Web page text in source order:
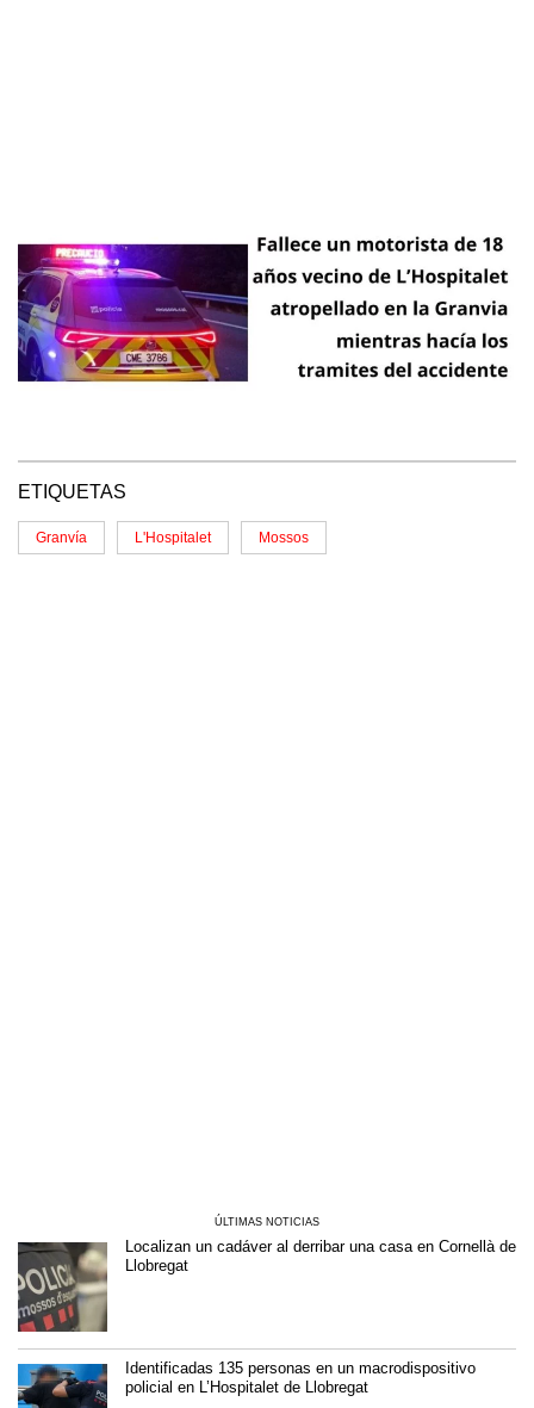
ETIQUETAS
Granvía L'Hospitalet Mossos
ÚLTIMAS NOTICIAS
Localizan un cadáver al derribar una casa en Cornellà de
Llobregat
Identificadas 135 personas en un macrodispositivo
policial en L’Hospitalet de Llobregat